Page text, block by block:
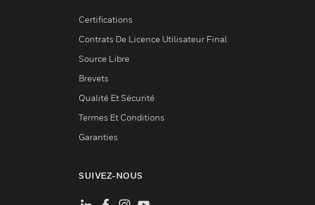
Certifications
Contrats De Licence Utilisateur Final
Source Libre
Brevets
Qualité Et Sécurité
Termes Et Conditions
Garanties
SUIVEZ-NOUS